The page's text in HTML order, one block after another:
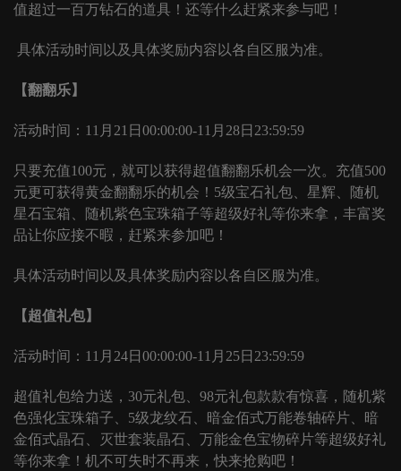
值超过一百万钻石的道具！还等什么赶紧来参与吧！
具体活动时间以及具体奖励内容以各自区服为准。
【翻翻乐】
活动时间： 11月21日00:00:00-11月28日23:59:59
只要充值100元，就可以获得超值翻翻乐机会一次。充值500
元更可获得黄金翻翻乐的机会！5级宝石礼包、星辉、随机
星石宝箱、随机紫色宝珠箱子等超级好礼等你来拿，丰富奖
品让你应接不暇，赶紧来参加吧！
具体活动时间以及具体奖励内容以各自区服为准。
【超值礼包】
活动时间： 11月24日00:00:00-11月25日23:59:59
超值礼包给力送， 30元礼包、98元礼包款款有惊喜，随机紫
色强化宝珠箱子、5级龙纹石、暗金佰式万能卷轴碎片、暗
金佰式晶石、灭世套装晶石、万能金色宝物碎片等超级好礼
等你来拿！机不可失时不再来，快来抢购吧！